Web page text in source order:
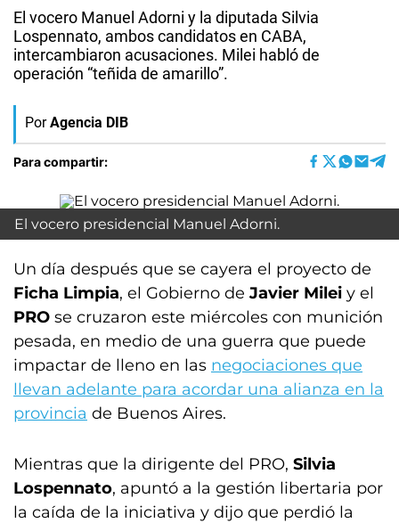
El vocero Manuel Adorni y la diputada Silvia
Lospennato, ambos candidatos en CABA,
intercambiaron acusaciones. Milei habló de
operación “teñida de amarillo”.
Por Agencia DIB
Para compartir:
El vocero presidencial Manuel Adorni.
Un día después que se cayera el proyecto de
Ficha Limpia, el Gobierno de Javier Milei y el
PRO se cruzaron este miércoles con munición
pesada, en medio de una guerra que puede
impactar de lleno en las negociaciones que
llevan adelante para acordar una alianza en la
provincia de Buenos Aires.
Mientras que la dirigente del PRO, Silvia
Lospennato, apuntó a la gestión libertaria por
la caída de la iniciativa y dijo que perdió la